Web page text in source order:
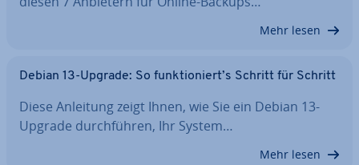
Mehr lesen
Debian 13-Upgrade: So funk­tio­niert’s Schritt für Schritt
Diese Anleitung zeigt Ihnen, wie Sie ein Debian 13-
Upgrade durch­füh­ren, Ihr System…
Mehr lesen